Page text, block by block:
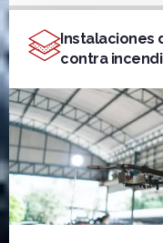
Instalaciones
contra